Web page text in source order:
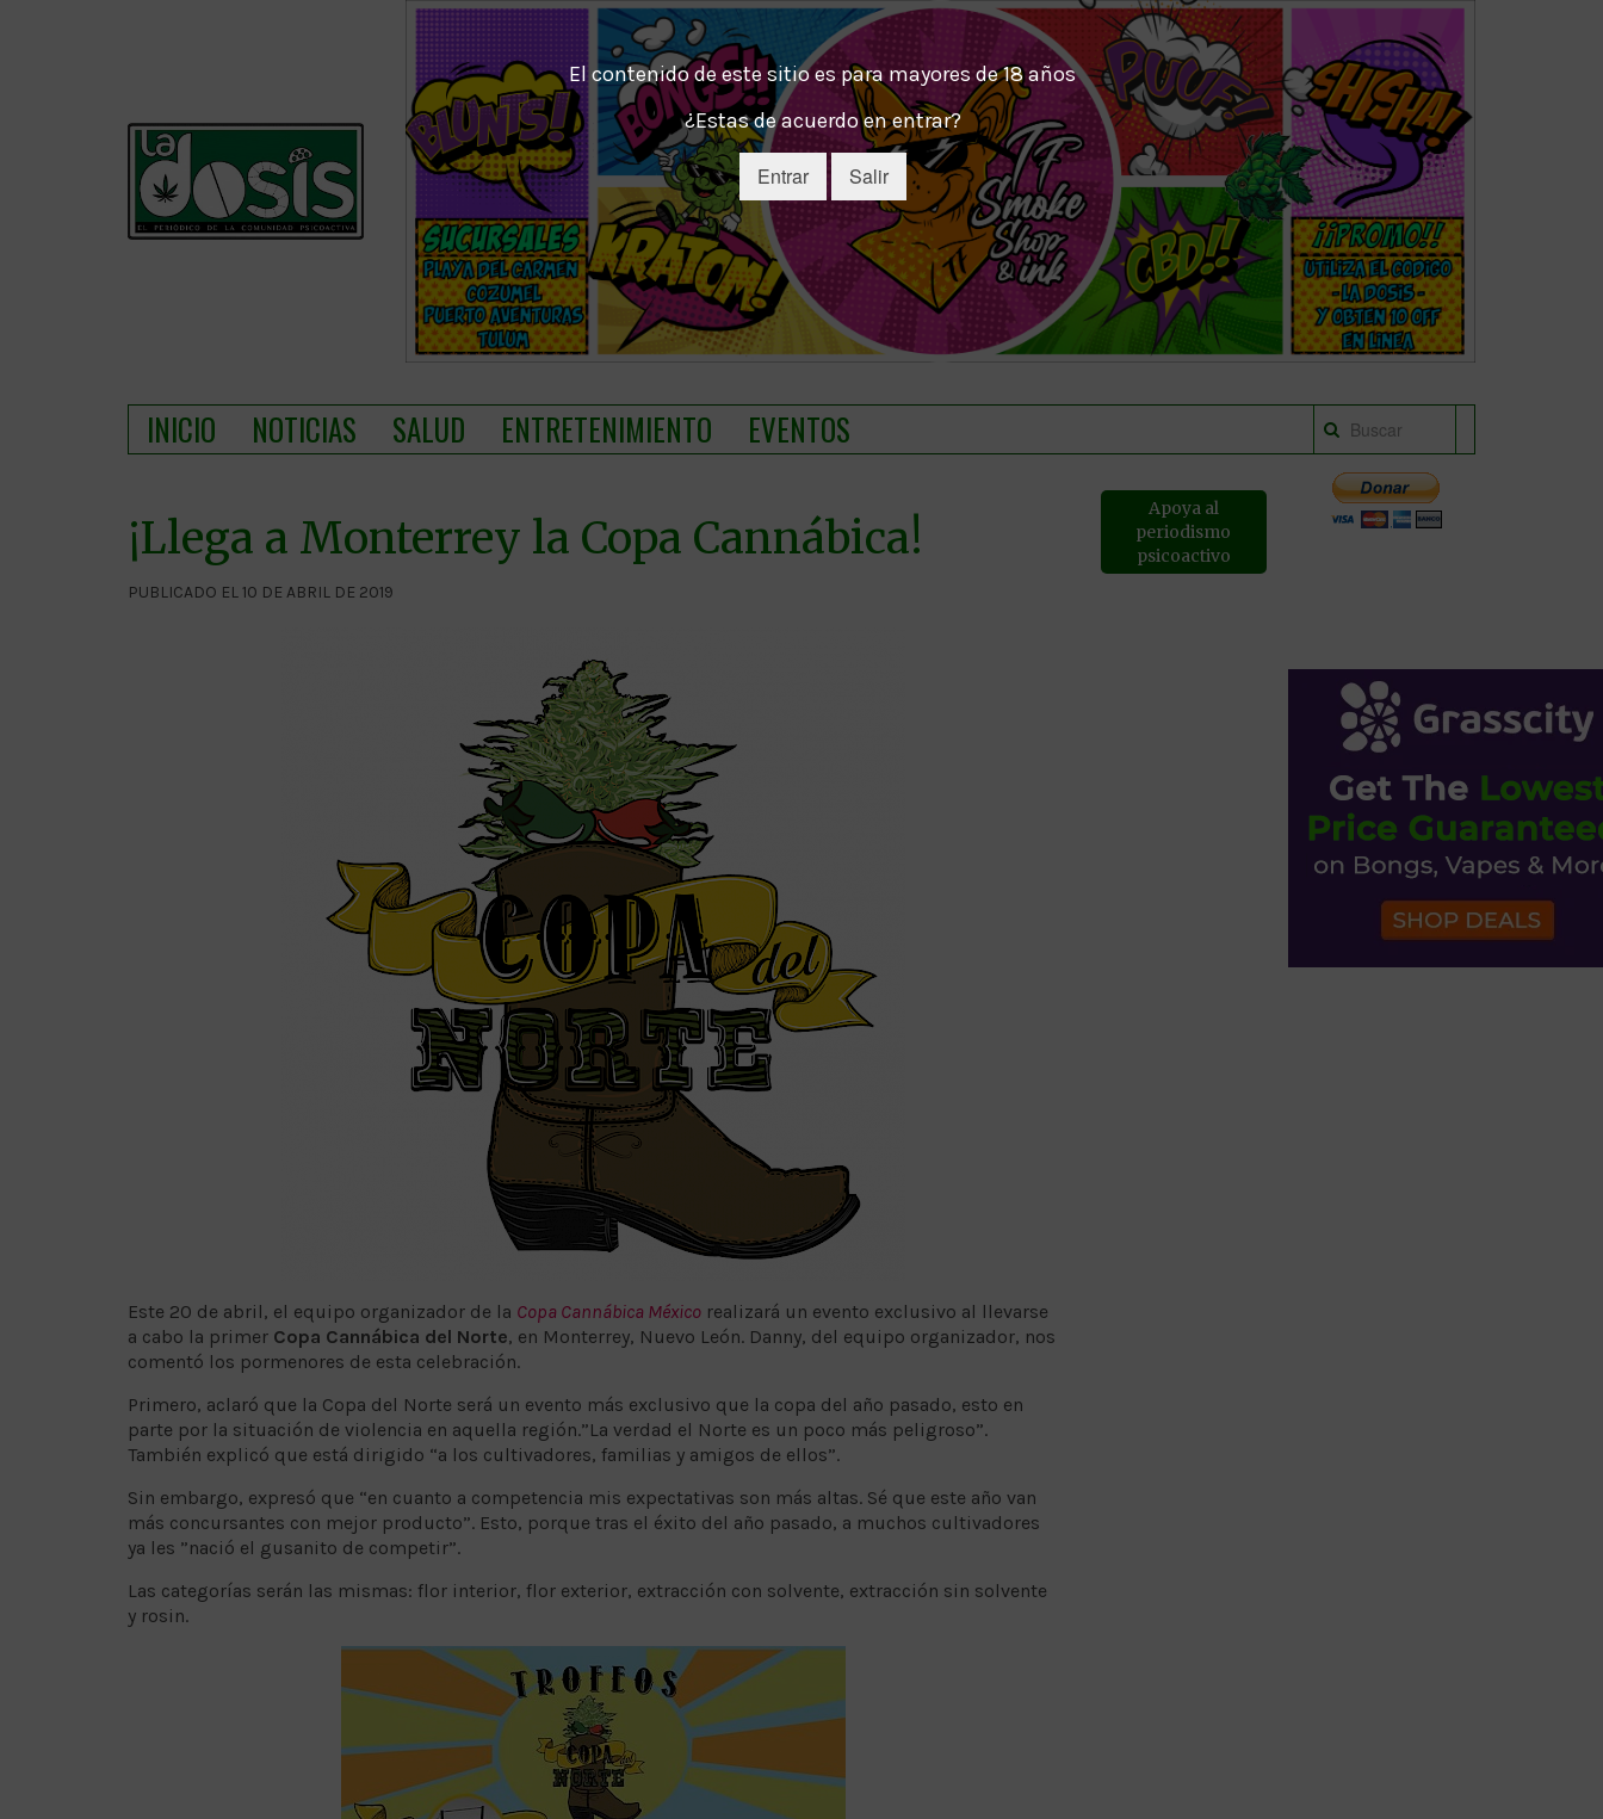
El contenido de este sitio es para mayores de 18 años
¿Estas de acuerdo en entrar?
Entrar Salir
INICIO NOTICIAS SALUD ENTRETENIMIENTO EVENTOS
¡Llega a Monterrey la Copa Cannábica!
PUBLICADO EL 10 DE ABRIL DE 2019
Este 20 de abril, el equipo organizador de la Copa Cannábica México realizará un evento exclusivo al llevarse
a cabo la primer Copa Cannábica del Norte, en Monterrey, Nuevo León. Danny, del equipo organizador, nos
comentó los pormenores de esta celebración.
Primero, aclaró que la Copa del Norte será un evento más exclusivo que la copa del año pasado, esto en
parte por la situación de violencia en aquella región.”La verdad el Norte es un poco más peligroso”.
También explicó que está dirigido “a los cultivadores, familias y amigos de ellos”.
Sin embargo, expresó que “en cuanto a competencia mis expectativas son más altas. Sé que este año van
más concursantes con mejor producto”. Esto, porque tras el éxito del año pasado, a muchos cultivadores
ya les ”nació el gusanito de competir”.
Las categorías serán las mismas: flor interior, flor exterior, extracción con solvente, extracción sin solvente
y rosin.
Apoya al
periodismo
psicoactivo